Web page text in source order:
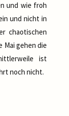
und wie froh
und nicht in
chaotischen
Mai gehen die
ist
noch nicht.